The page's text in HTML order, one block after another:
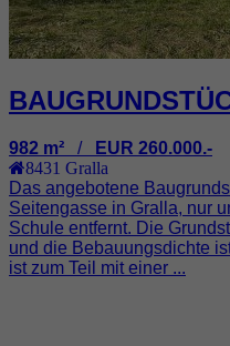
982 m² / EUR 260.000.-
8431 Gralla
Das angebotene
Seitengasse in Gralla, nur
Schule entfernt. Die
und die Bebauungsdichte
ist zum Teil mit einer ...